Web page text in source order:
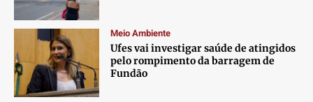
Meio Ambiente
Ufes vai investigar saúde de atingidos
pelo rompimento da barragem de
Fundão